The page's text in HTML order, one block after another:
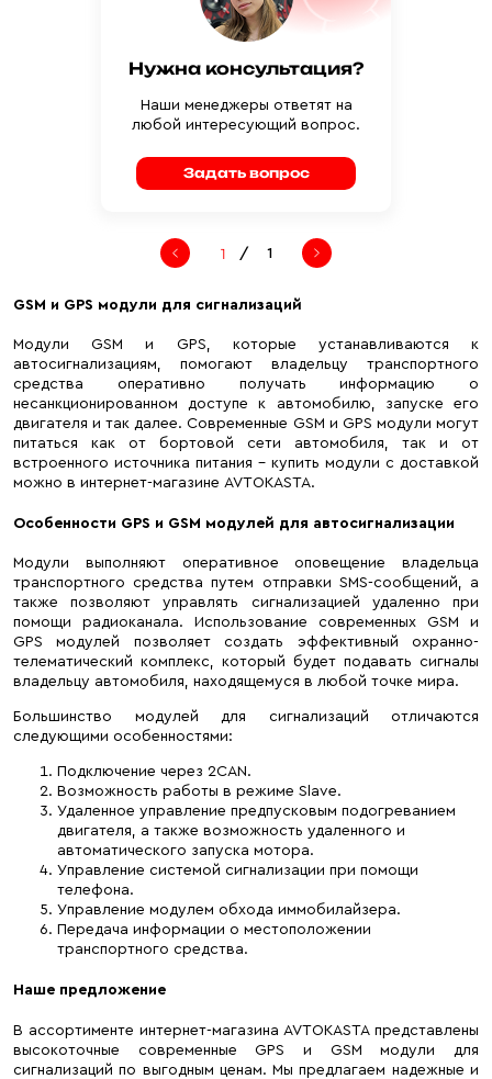
Нужна консультация?
Наши менеджеры ответят на
любой интересующий вопрос.
Задать вопрос
/ 1
GSM и GPS модули для сигнализаций
Модули GSM и GPS, которые устанавливаются к
автосигнализациям, помогают владельцу транспортного
средства оперативно получать информацию о
несанкционированном доступе к автомобилю, запуске его
двигателя и так далее. Современные GSM и GPS модули могут
питаться как от бортовой сети автомобиля, так и от
встроенного источника питания – купить модули с доставкой
можно в интернет-магазине AVTOKASTA.
Особенности GPS и GSM модулей для автосигнализации
Модули выполняют оперативное оповещение владельца
транспортного средства путем отправки SMS-сообщений, а
также позволяют управлять сигнализацией удаленно при
помощи радиоканала. Использование современных GSM и
GPS модулей позволяет создать эффективный охранно-
телематический комплекс, который будет подавать сигналы
владельцу автомобиля, находящемуся в любой точке мира.
Большинство модулей для сигнализаций отличаются
следующими особенностями:
Подключение через 2CAN.
Возможность работы в режиме Slave.
Удаленное управление предпусковым подогреванием
двигателя, а также возможность удаленного и
автоматического запуска мотора.
Управление системой сигнализации при помощи
телефона.
Управление модулем обхода иммобилайзера.
Передача информации о местоположении
транспортного средства.
Наше предложение
В ассортименте интернет-магазина AVTOKASTA представлены
высокоточные современные GPS и GSM модули для
сигнализаций по выгодным ценам. Мы предлагаем надежные и